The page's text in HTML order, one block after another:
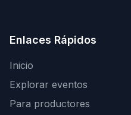
Enlaces Rápidos
Inicio
Explorar eventos
Para productores